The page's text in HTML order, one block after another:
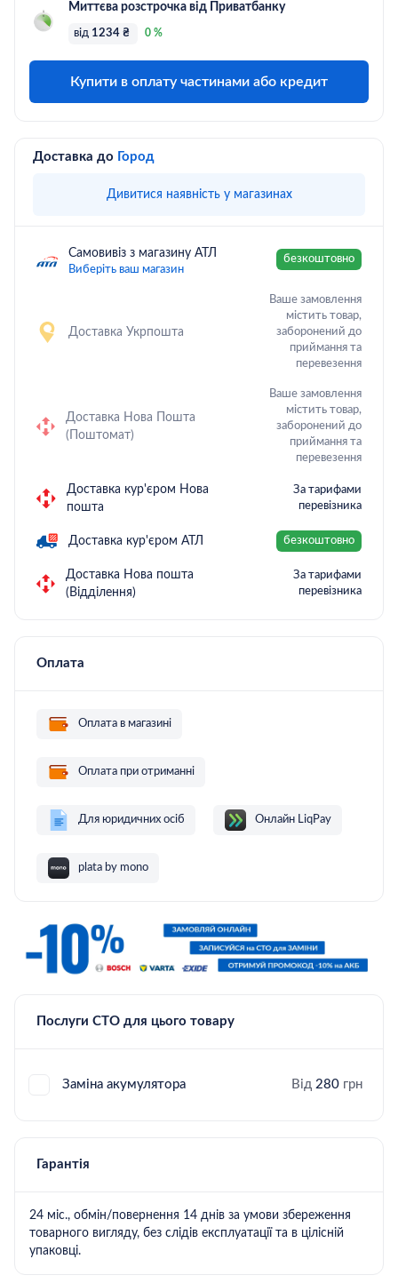
Послуги СТО для цього товару
Заміна акумулятора Від280 грн
Доставка до Город
Дивитися наявність у магазинах
Самовивіз з магазину АТЛ
Виберіть ваш магазин
безкоштовно
Доставка Укрпошта
Ваше замовлення
містить товар,
заборонений до
приймання та
перевезення
Доставка Нова Пошта
(Поштомат)
Ваше замовлення
містить товар,
заборонений до
приймання та
перевезення
Доставка кур'єром Нова
пошта
За тарифами
перевізника
Доставка кур'єром АТЛ безкоштовно
Доставка Нова пошта
(Відділення)
За тарифами
перевізника
Оплата
Оплата в магазині
Оплата при отриманні
Для юридичних осіб Онлайн LiqPay
plata by mono
Миттєва розстрочка від Приватбанку
від 1234 ₴ 0 %
Купити в оплату частинами або кредит
Гарантія
24 міс., обмін/повернення 14 днів за умови збереження
товарного вигляду, без слідів експлуатації та в цілісній
упаковці.